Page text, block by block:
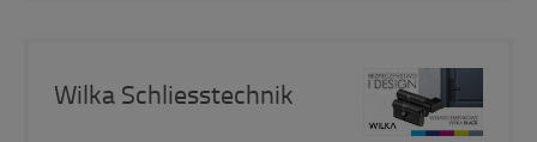
Wilka Schliesstechnik